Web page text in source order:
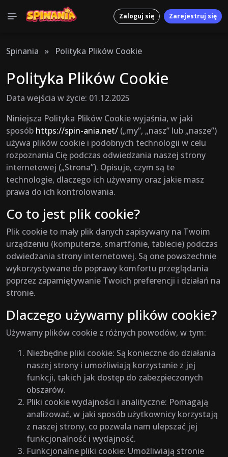
Zaloguj się Zarejestruj się
Spinania » Polityka Plików Cookie
Polityka Plików Cookie
Data wejścia w życie: 01.12.2025
Niniejsza Polityka Plików Cookie wyjaśnia, w jaki
sposób https://spin-ania.net/ („my”, „nasz” lub „nasze”)
używa plików cookie i podobnych technologii w celu
rozpoznania Cię podczas odwiedzania naszej strony
internetowej („Strona”). Opisuje, czym są te
technologie, dlaczego ich używamy oraz jakie masz
prawa do ich kontrolowania.
Co to jest plik cookie?
Plik cookie to mały plik danych zapisywany na Twoim
urządzeniu (komputerze, smartfonie, tablecie) podczas
odwiedzania strony internetowej. Są one powszechnie
wykorzystywane do poprawy komfortu przeglądania
poprzez zapamiętywanie Twoich preferencji i działań na
stronie.
Dlaczego używamy plików cookie?
Używamy plików cookie z różnych powodów, w tym:
Niezbędne pliki cookie: Są konieczne do działania
naszej strony i umożliwiają korzystanie z jej
funkcji, takich jak dostęp do zabezpieczonych
obszarów.
Pliki cookie wydajności i analityczne: Pomagają
analizować, w jaki sposób użytkownicy korzystają
z naszej strony, co pozwala nam ulepszać jej
funkcjonalność i wydajność.
Funkcjonalne pliki cookie: Umożliwiają stronie